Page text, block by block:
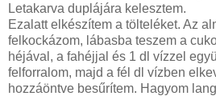
Letakarva duplájára kelesztem.
Ezalatt elkészítem a tölteléket. Az
felkockázom, lábasba teszem a
héjával, a fahéjjal és 1 dl vízzel
felforralom, majd a fél dl vízben
hozzáöntve besűrítem. Hagyom